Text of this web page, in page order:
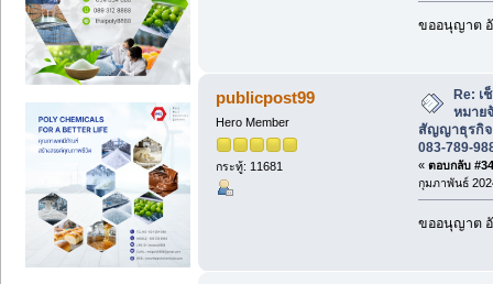
ขออนุญาต
publicpost99
Hero Member
กระทู้: 11681
Re: เ
หมาย
สัญญาธุรกิจ
083-789-
« ตอบกลับ
กุมภาพันธ์
ขออนุญาต